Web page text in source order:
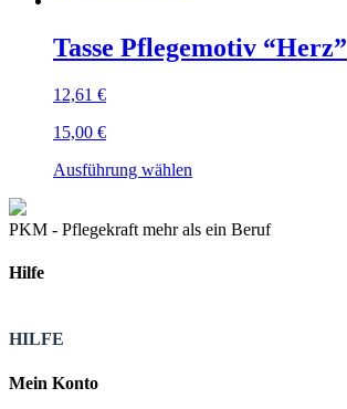
werden
mehrere
Varianten
der
werden
Tasse Pflegemotiv “Herz”
12,61 €
15,00 €
Ausführung wählen
mehrere
PKM - Pflegekraft mehr als ein Beruf
Hilfe
HILFE
Mein Konto